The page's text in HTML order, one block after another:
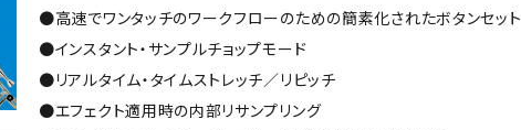
●高速でワンタッチのワークフローのための簡素化されたボタンセット
●インスタント・サンプルチョップモード
●リアルタイム・タイムストレッチ／リピッチ
●エフェクト適用時の内部リサンプリング